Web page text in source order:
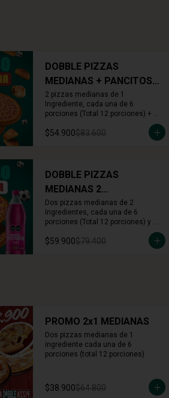
DOBBLE PIZZAS
MEDIANAS + PANCITOS
X6 + ROLLS X16
2 pizzas medianas de 1
Ingrediente, cada una de 6
porciones (Total 12 porciones) +
Rolls x16 (Cinnamon o Arequipe)
$54.900$83.600
DOBBLE PIZZAS
MEDIANAS 2
INGREDIENTES + BEBIDA
1.5L
Dos pizzas medianas de 2
Ingredientes, cada una de 6
porciones (Total 12 porciones) y
$59.900$79.400
PROMO 2x1 MEDIANAS
Dos pizzas medianas de 1
ingrediente cada una de 6
porciones (total 12 porciones)
$38.900$64.800